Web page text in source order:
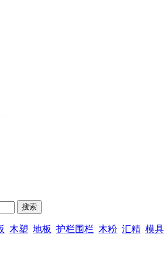
木塑 地板 护栏围栏 木粉 汇精 模具